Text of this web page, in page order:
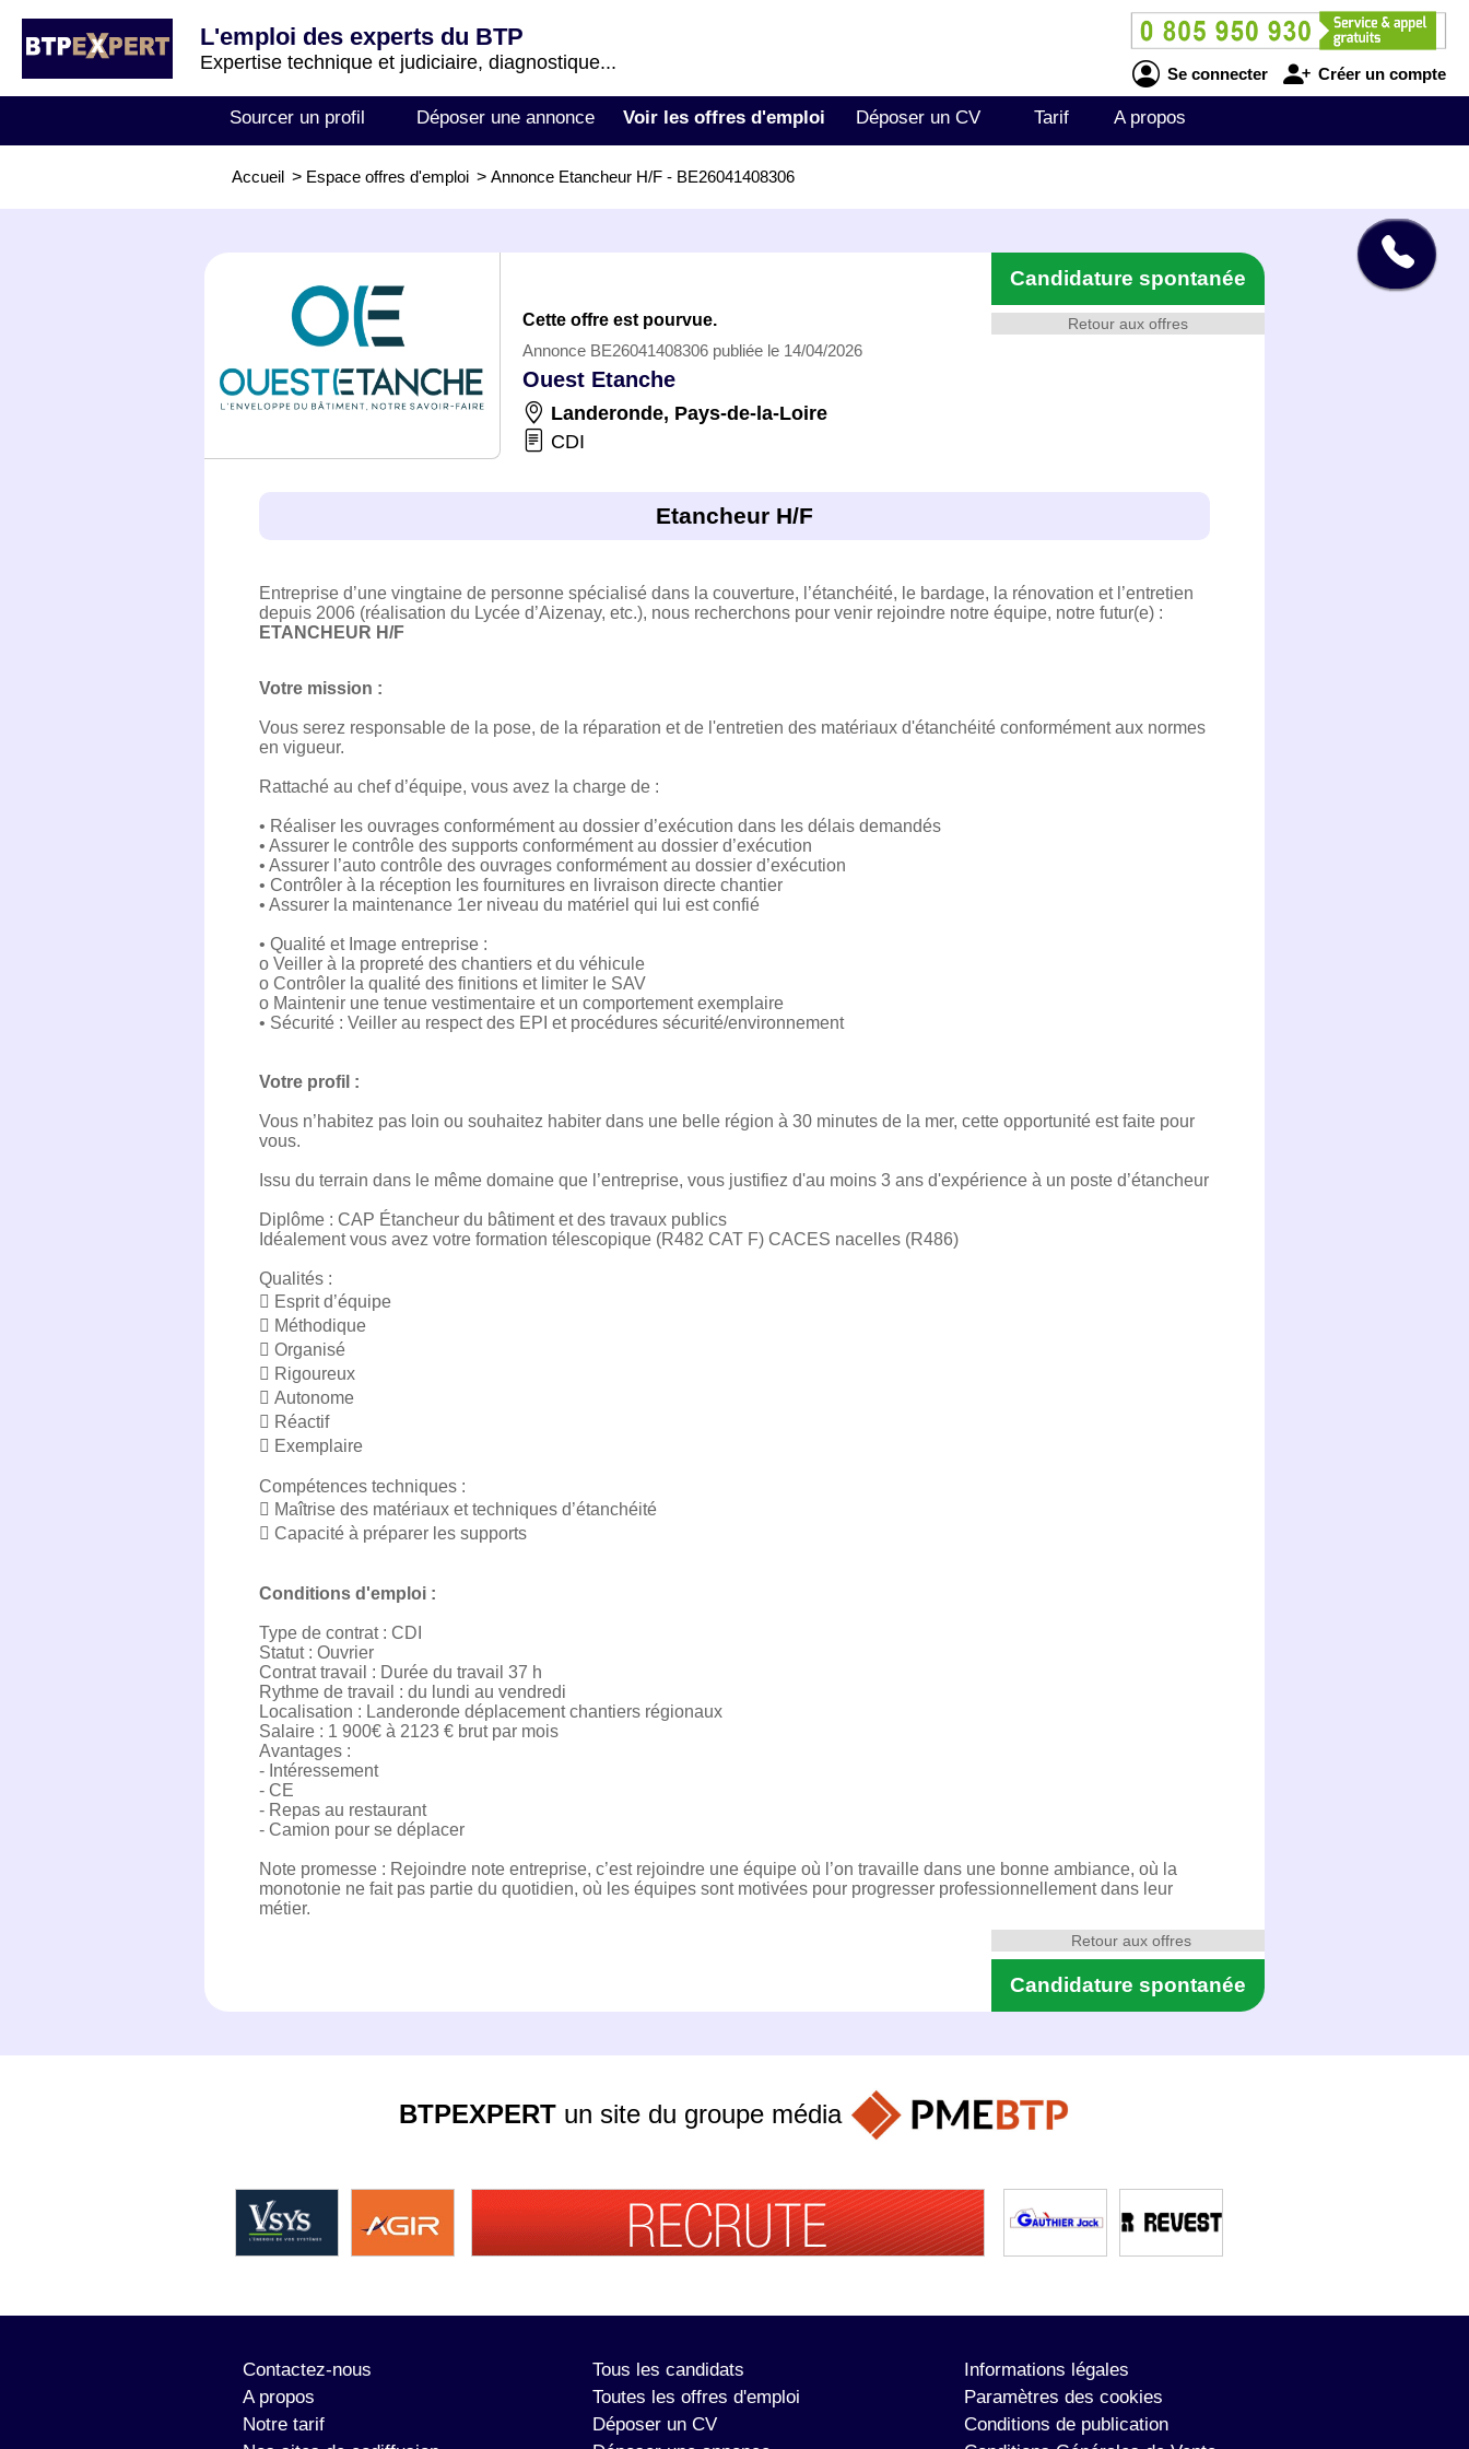
L'emploi des experts du BTP
Expertise technique et judiciaire, diagnostique...
Se connecter Créer un compte
Sourcer un profil Déposer une annonce Voir les offres d'emploi Déposer un CV Tarif A propos
Accueil > Espace offres d'emploi > Annonce Etancheur H/F - BE26041408306
Retour aux offres
Candidature spontanée
Cette offre est pourvue.
Annonce BE26041408306 publiée le 14/04/2026
Ouest Etanche
Landeronde, Pays-de-la-Loire
CDI
Etancheur H/F
Entreprise d’une vingtaine de personne spécialisé dans la couverture, l’étanchéité, le bardage, la rénovation et l’entretien
depuis 2006 (réalisation du Lycée d’Aizenay, etc.), nous recherchons pour venir rejoindre notre équipe, notre futur(e) :
ETANCHEUR H/F
Votre mission :
Vous serez responsable de la pose, de la réparation et de l'entretien des matériaux d'étanchéité conformément aux normes
en vigueur.
Rattaché au chef d’équipe, vous avez la charge de :
• Réaliser les ouvrages conformément au dossier d’exécution dans les délais demandés
• Assurer le contrôle des supports conformément au dossier d’exécution
• Assurer l’auto contrôle des ouvrages conformément au dossier d’exécution
• Contrôler à la réception les fournitures en livraison directe chantier
• Assurer la maintenance 1er niveau du matériel qui lui est confié
• Qualité et Image entreprise :
o Veiller à la propreté des chantiers et du véhicule
o Contrôler la qualité des finitions et limiter le SAV
o Maintenir une tenue vestimentaire et un comportement exemplaire
• Sécurité : Veiller au respect des EPI et procédures sécurité/environnement
Votre profil :
Vous n’habitez pas loin ou souhaitez habiter dans une belle région à 30 minutes de la mer, cette opportunité est faite pour
vous.
Issu du terrain dans le même domaine que l’entreprise, vous justifiez d'au moins 3 ans d'expérience à un poste d’étancheur
Diplôme : CAP Étancheur du bâtiment et des travaux publics
Idéalement vous avez votre formation télescopique (R482 CAT F) CACES nacelles (R486)
Qualités :
 Esprit d’équipe
 Méthodique
 Organisé
 Rigoureux
 Autonome
 Réactif
 Exemplaire
Compétences techniques :
 Maîtrise des matériaux et techniques d’étanchéité
 Capacité à préparer les supports
Conditions d'emploi :
Type de contrat : CDI
Statut : Ouvrier
Contrat travail : Durée du travail 37 h
Rythme de travail : du lundi au vendredi
Localisation : Landeronde déplacement chantiers régionaux
Salaire : 1 900€ à 2123 € brut par mois
Avantages :
- Intéressement
- CE
- Repas au restaurant
- Camion pour se déplacer
Note promesse : Rejoindre note entreprise, c’est rejoindre une équipe où l’on travaille dans une bonne ambiance, où la
monotonie ne fait pas partie du quotidien, où les équipes sont motivées pour progresser professionnellement dans leur
métier.
Candidature spontanée
Retour aux offres
BTPEXPERTun site du groupe média
Contactez-nous
A propos
Notre tarif
Tous les candidats
Toutes les offres d'emploi
Déposer un CV
Informations légales
Paramètres des cookies
Conditions de publication